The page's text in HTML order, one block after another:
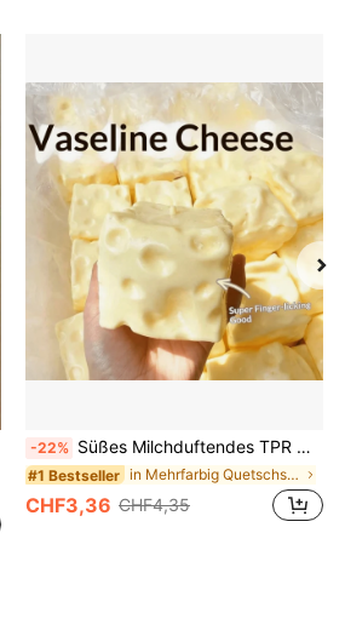
-22% Süßes Milchduftendes TPR weiches quetschbares Dumpling-förmiges Stressabbau-Spielzeug, 5cm niedliches lustiges Quetsch-Stressabbau-Ornament, modisches praktisches Geschenk, geeignet für Geburtstag, Ostern, Halloween, Weihnachten und verschiedene Partygeschenke, stimmungsaufhellend
#1 Bestseller in Mehrfarbig Quetschspielzeug für Teenager
CHF3,36 CHF4,35